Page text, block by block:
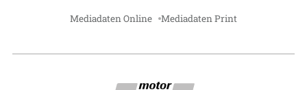
Mediadaten Online Mediadaten Print